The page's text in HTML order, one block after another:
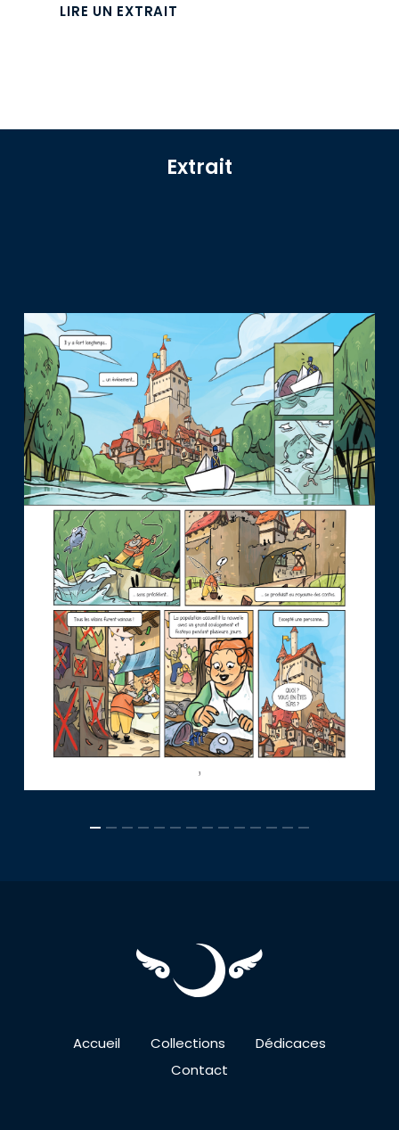
LIRE UN EXTRAIT
Extrait
Accueil Collections
Dédicaces
Contact